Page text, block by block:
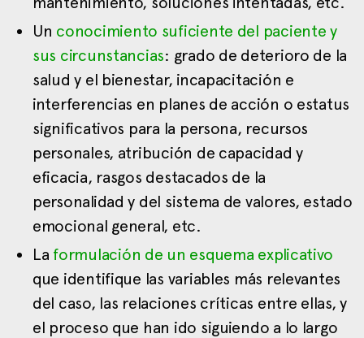
Un conocimiento suficiente del paciente y
sus circunstancias: grado de deterioro de la
salud y el bienestar, incapacitación e
interferencias en planes de acción o estatus
significativos para la persona, recursos
personales, atribución de capacidad y
eficacia, rasgos destacados de la
personalidad y del sistema de valores, estado
emocional general, etc.
La formulación de un esquema explicativo
que identifique las variables más relevantes
del caso, las relaciones críticas entre ellas, y
el proceso que han ido siguiendo a lo largo